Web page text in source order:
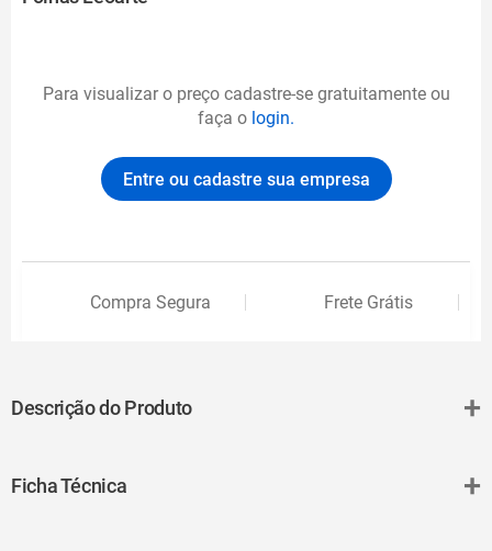
Para visualizar o preço cadastre-se gratuitamente ou
faça o login.
Entre ou cadastre sua empresa
Compra Segura Frete Grátis
Descrição do Produto +
artesanato, como decorações, lembrancinhas, convites.
Ficha Técnica +